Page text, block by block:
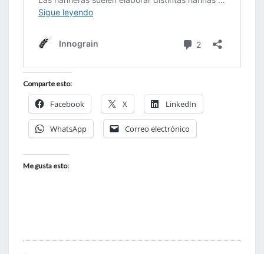
Comparte esto:
Facebook X LinkedIn
WhatsApp Correo electrónico
Me gusta esto: